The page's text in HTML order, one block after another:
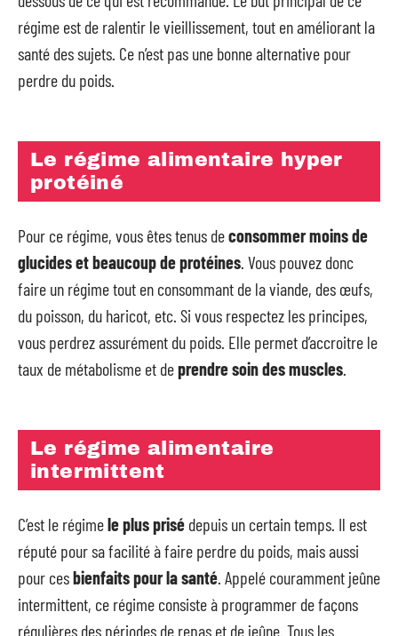
régime est de ralentir le vieillissement, tout en améliorant la
santé des sujets. Ce n’est pas une bonne alternative pour
perdre du poids.
Le régime alimentaire hyper
protéiné
Pour ce régime, vous êtes tenus deconsommer moins de
glucides et beaucoup de protéines . Vous pouvez donc
faire un régime tout en consommant de la viande, des œufs,
du poisson, du haricot, etc. Si vous respectez les principes,
vous perdrez assurément du poids. Elle permet d’accroitre le
taux de métabolisme et deprendre soin des muscles
Le régime alimentaire
intermittent
C’est le régimele plus prisé depuis un certain temps. Il est
réputé pour sa facilité à faire perdre du poids, mais aussi
pour cesbienfaits pour la santé . Appelé couramment jeûne
intermittent, ce régime consiste à programmer de façons
régulières des périodes de repas et de jeûne. Tous les